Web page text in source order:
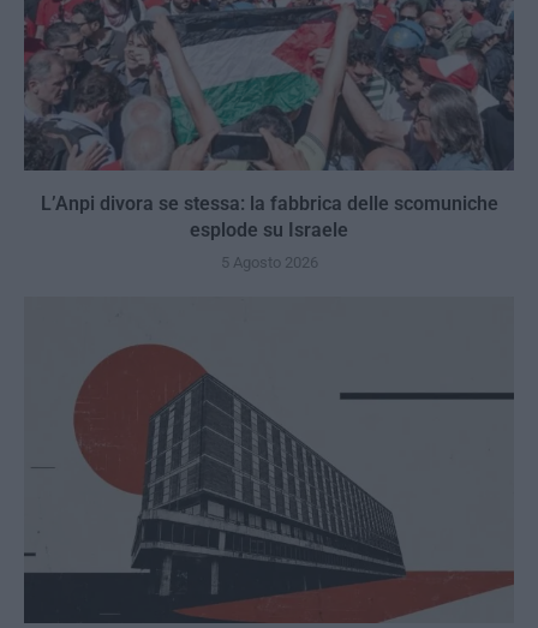
L’Anpi divora se stessa: la fabbrica delle scomuniche
esplode su Israele
5 Agosto 2026